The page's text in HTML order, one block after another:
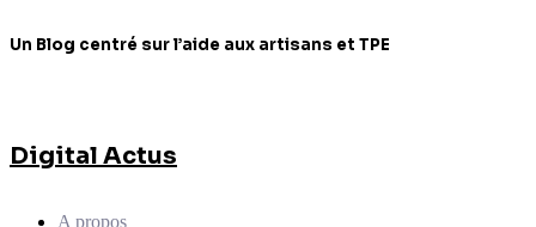
Un Blog centré sur l’aide aux artisans et TPE
Digital Actus
A propos